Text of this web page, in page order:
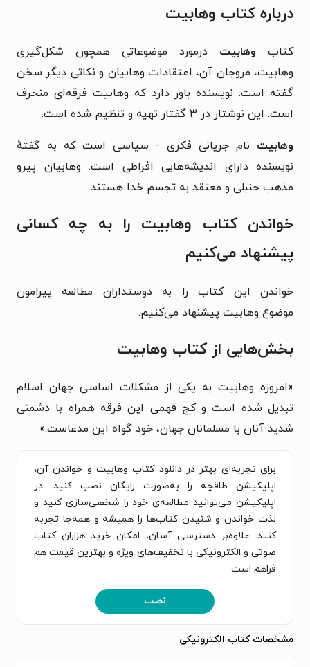
درباره کتاب وهابیت
کتاب وهابیت درمورد موضوعاتی همچون شکل‌گیری
وهابیت، مروجان آن، اعتقادات وهابیان و نکاتی دیگر سخن
گفته است. نویسنده باور دارد که وهابیت فرقه‌ای منحرف
است. این نوشتار در ۳ گفتار تهیه و تنظیم شده است.
وهابیت نام جریانی فکری - سیاسی است که به گفتهٔ
نویسنده دارای اندیشه‌هایی افراطی است. وهابیان پیرو
مذهب حنبلی و معتقد به تجسم خدا هستند.
خواندن کتاب وهابیت را به چه کسانی
پیشنهاد می‌کنیم
خواندن این کتاب را به دوستداران مطالعه پیرامون
موضوع وهابیت پیشنهاد می‌کنیم.
بخش‌هایی از کتاب وهابیت
«امروزه وهابیت به یکی از مشکلات اساسیجهان اسلام
تبدیل شده است و کج فهمی این فرقه همراه با دشمنی
شدید آنان با مسلمانان جهان، خود گواه این مدعاست.»
برای تجربه‌ای بهتر در دانلود کتاب وهابیت و خواندن آن،
اپلیکیشن طاقچه را به‌صورت رایگان نصب کنید. در
اپلیکیشن می‌توانید مطالعه‌ی خود را شخصی‌سازی کنید و
لذت خواندن و شنیدن کتاب‌ها را همیشه و همه‌جا تجربه
کنید. علاوه‌بر دسترسی آسان، امکان خرید هزاران کتاب
صوتی و الکترونیکی با تخفیف‌های ویژه و بهترین قیمت هم
فراهم است.
نصب
مشخصات کتاب الکترونیکی